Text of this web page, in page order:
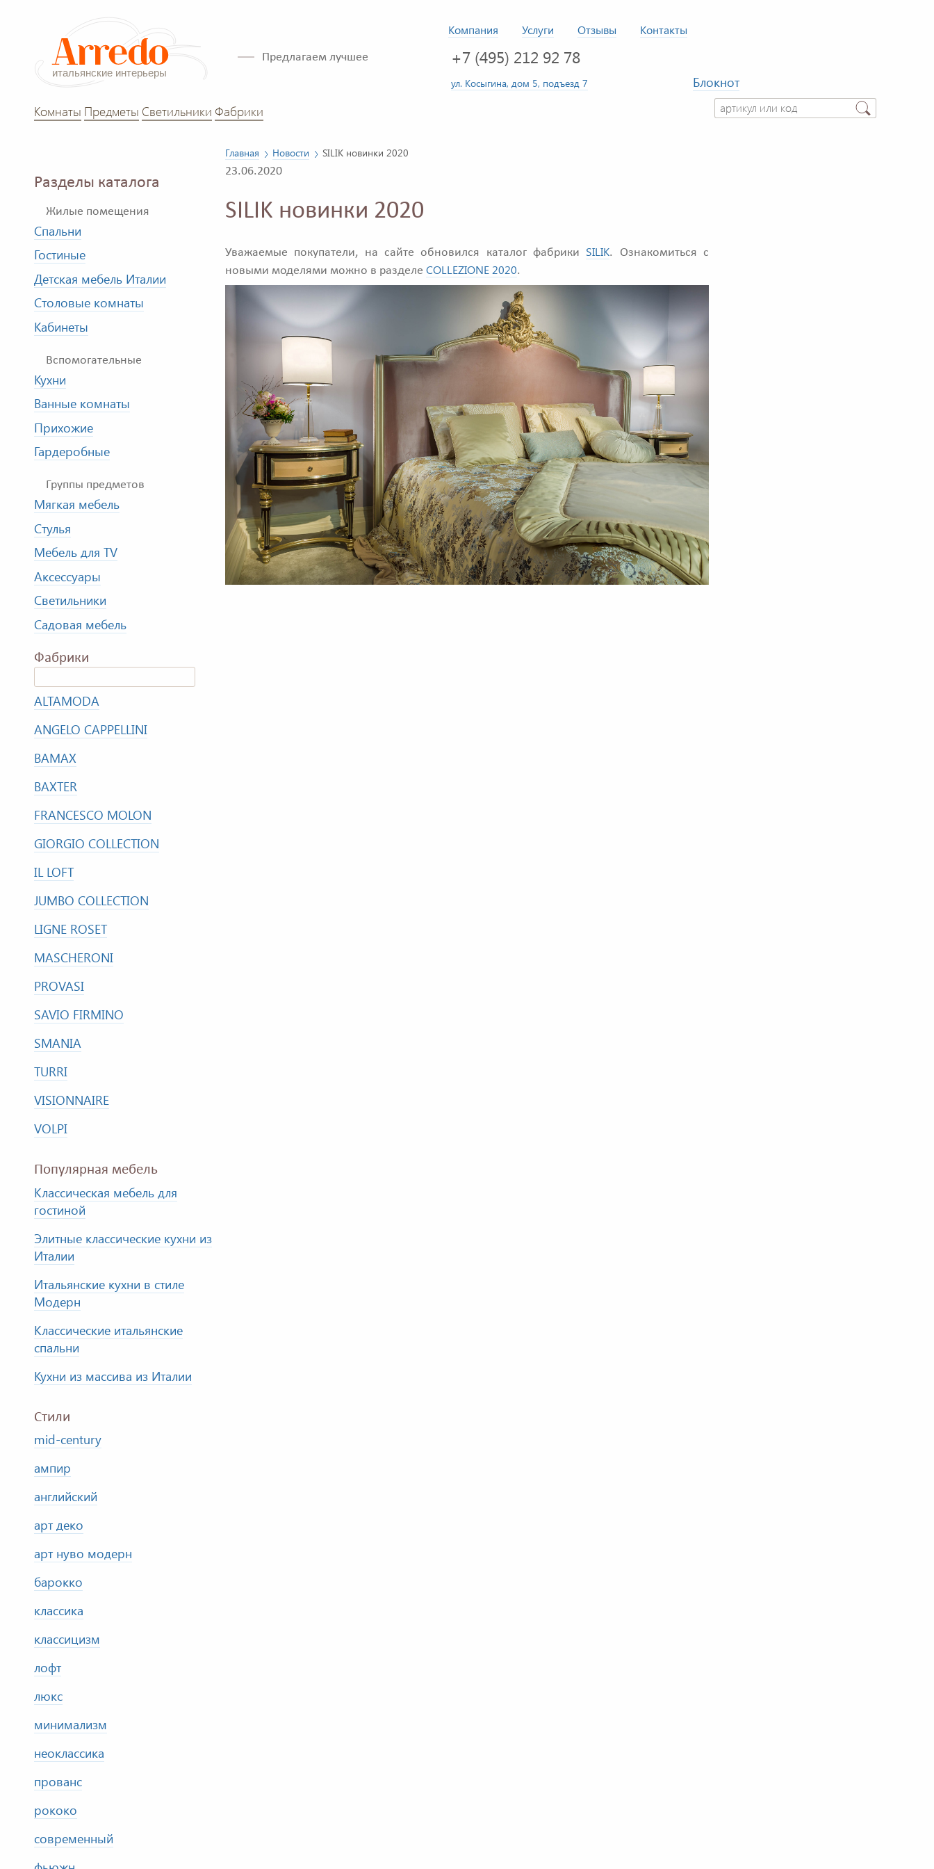
Компания Услуги Отзывы Контакты
Предлагаем лучшее +7 (495) 212 92 78
ул. Косыгина, дом 5, подъезд 7
Блокнот
Комнаты Предметы Светильники Фабрики
Разделы каталога
Жилые помещения
Спальни
Гостиные
Детская мебель Италии
Столовые комнаты
Кабинеты
Вспомогательные
Кухни
Ванные комнаты
Прихожие
Гардеробные
Группы предметов
Мягкая мебель
Стулья
Мебель для TV
Аксессуары
Светильники
Садовая мебель
Фабрики
ALTAMODA
ANGELO CAPPELLINI
BAMAX
BAXTER
FRANCESCO MOLON
GIORGIO COLLECTION
IL LOFT
JUMBO COLLECTION
LIGNE ROSET
MASCHERONI
PROVASI
SAVIO FIRMINO
SMANIA
TURRI
VISIONNAIRE
VOLPI
Популярная мебель
Классическая мебель для
гостиной
Элитные классические кухни из
Италии
Итальянские кухни в стиле
Модерн
Классические итальянские
спальни
Кухни из массива из Италии
Стили
mid-century
ампир
английский
арт деко
арт нуво модерн
барокко
классика
классицизм
лофт
люкс
минимализм
неоклассика
прованс
рококо
современный
Главная Новости
SILIK новинки 2020
23.06.2020
SILIK новинки 2020
Уважаемые покупатели, на сайте обновился каталог фабрики SILIK. Ознакомиться с
новыми моделями можно в разделе COLLEZIONE 2020.